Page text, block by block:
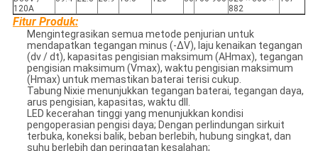
120A
882
Fitur Produk:
Mengintegrasikan semua metode penjurian untuk
mendapatkan tegangan minus (-ΔV), laju kenaikan tegangan
(dv / dt), kapasitas pengisian maksimum (AHmax), tegangan
pengisian maksimum (Vmax), waktu pengisian maksimum
(Hmax) untuk memastikan baterai terisi cukup.
Tabung Nixie menunjukkan tegangan baterai, tegangan daya,
arus pengisian, kapasitas, waktu dll.
LED kecerahan tinggi yang menunjukkan kondisi
pengoperasian pengisi daya; Dengan perlindungan sirkuit
terbuka, koneksi balik, beban berlebih, hubung singkat, dan
suhu berlebih dan peringatan kesalahan;